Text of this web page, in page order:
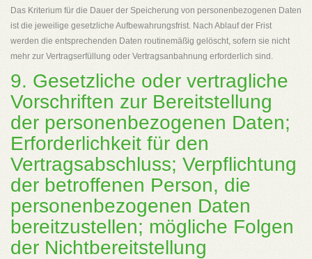
Das Kriterium für die Dauer der Speicherung von personenbezogenen Daten
ist die jeweilige gesetzliche Aufbewahrungsfrist. Nach Ablauf der Frist
werden die entsprechenden Daten routinemäßig gelöscht, sofern sie nicht
mehr zur Vertragserfüllung oder Vertragsanbahnung erforderlich sind.
9. Gesetzliche oder vertragliche
Vorschriften zur Bereitstellung
der personenbezogenen Daten;
Erforderlichkeit für den
Vertragsabschluss; Verpflichtung
der betroffenen Person, die
personenbezogenen Daten
bereitzustellen; mögliche Folgen
der Nichtbereitstellung